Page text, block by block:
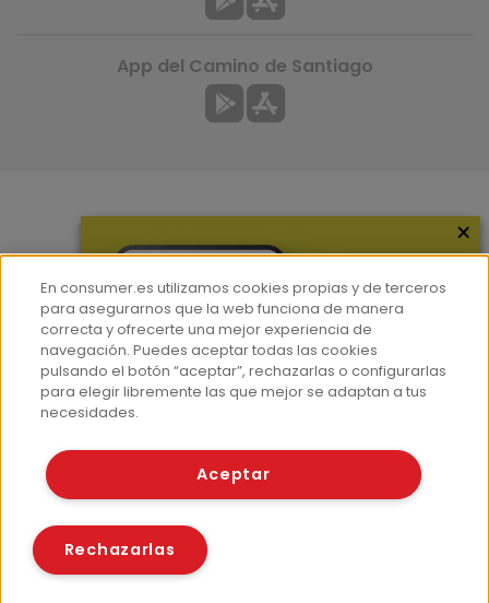
Hemeroteca
Contacto
Prensa
Corpus Lingüístico Consumer
App del Camino de Santiago
© Fundación EROSKI
Políticas de cookies
×
En consumer.es utilizamos cookies propias y de terceros
para asegurarnos que la web funciona de manera
correcta y ofrecerte una mejor experiencia de
navegación. Puedes aceptar todas las cookies
pulsando el botón “aceptar”, rechazarlas o configurarlas
para elegir libremente las que mejor se adaptan a tus
necesidades.
Aceptar
Rechazarlas